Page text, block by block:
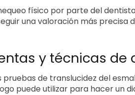
físico por parte del
una valoración más precisa
y técnicas de
pruebas de translucidez del
puede utilizar para hacer un